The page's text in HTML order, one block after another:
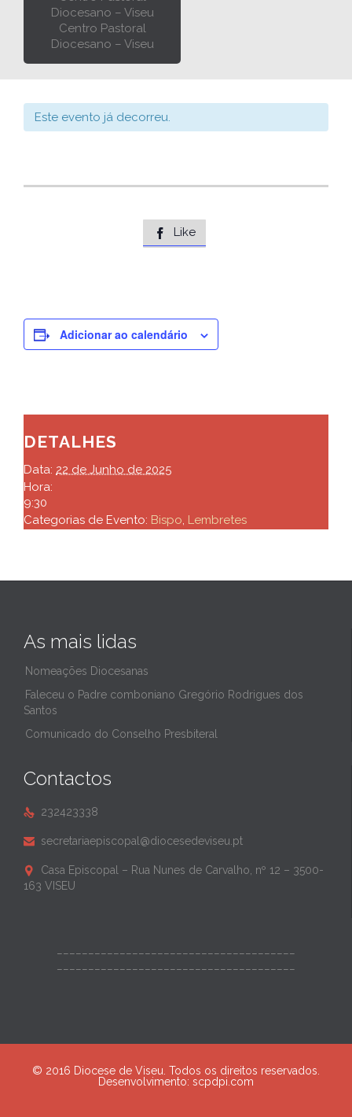
Diocesano – Viseu
Centro Pastoral
Diocesano – Viseu
Este evento já decorreu.
 Like
Adicionar ao calendário
DETALHES
Data: 22 de Junho de 2025
Hora:
9:30
Categorias de Evento: Bispo, Lembretes
As mais lidas
Nomeações Diocesanas
Faleceu o Padre comboniano Gregório Rodrigues dos
Santos
Comunicado do Conselho Presbiteral
Contactos
 232423338
 secretariaepiscopal@diocesedeviseu.pt

Casa Episcopal – Rua Nunes de Carvalho, nº 12 – 3500-
163 VISEU
© 2016 Diocese de Viseu. Todos os direitos reservados.
Desenvolvimento: scpdpi.com